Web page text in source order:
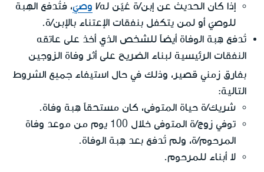
إذا كان الحديث عن إبن/ة عُيّن له/ا وصيّ، فتُدفع الهِبة
للوصيّ أو لمن يتكفل بنفقات الإعتناء بالإبن/ة.
تُدفع هِبة الوفاة أيضاً للشخص الذي أخذ على عاتقه
النفقات الرئيسية لبناء الضريح على أثر وفاة الزوجين
بفارق زمني قصير، وذلك في حال استيفاء جميع الشروط
التالية:
شريك/ة حياة المتوفى، كان مستحقاً هِبة وفاة.
توفي زوج/ة المتوفى خلال 100 يوم من موعد وفاة
المرحوم/ة، ولم تُدفع بعد هِبة الوفاة.
لا أبناء للمرحوم.